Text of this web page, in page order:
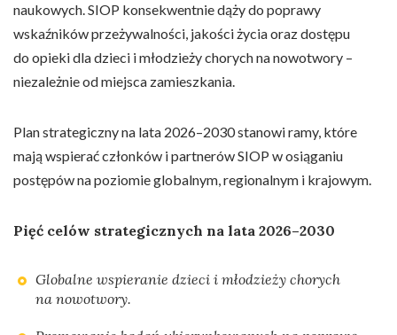
naukowych. SIOP konsekwentnie dąży do poprawy
wskaźników przeżywalności, jakości życia oraz dostępu
do opieki dla dzieci i młodzieży chorych na nowotwory –
niezależnie od miejsca zamieszkania.
Plan strategiczny na lata 2026–2030 stanowi ramy, które
mają wspierać członków i partnerów SIOP w osiąganiu
postępów na poziomie globalnym, regionalnym i krajowym.
Pięć celów strategicznych na lata 2026–2030
Globalne wspieranie dzieci i młodzieży chorych
na nowotwory.